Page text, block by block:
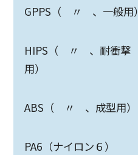
GPPS（ 〃 、一般用）
HIPS（ 〃 、耐衝撃
用）
ABS（ 〃 、成型用）
PA6（ナイロン６）